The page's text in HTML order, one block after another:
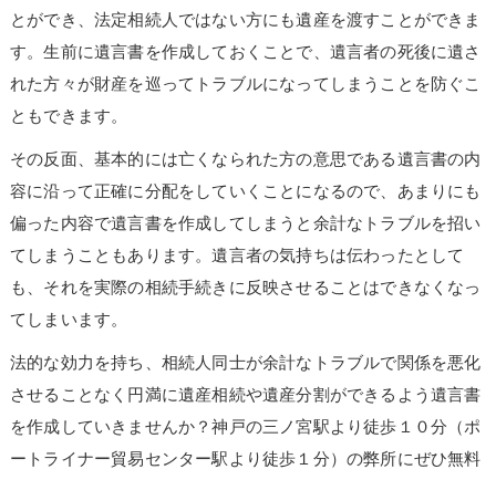
とができ、法定相続人ではない方にも遺産を渡すことができま
す。生前に遺言書を作成しておくことで、遺言者の死後に遺さ
れた方々が財産を巡ってトラブルになってしまうことを防ぐこ
ともできます。
その反面、基本的には亡くなられた方の意思である遺言書の内
容に沿って正確に分配をしていくことになるので、あまりにも
偏った内容で遺言書を作成してしまうと余計なトラブルを招い
てしまうこともあります。遺言者の気持ちは伝わったとして
も、それを実際の相続手続きに反映させることはできなくなっ
てしまいます。
法的な効力を持ち、相続人同士が余計なトラブルで関係を悪化
させることなく円満に遺産相続や遺産分割ができるよう遺言書
を作成していきませんか？神戸の三ノ宮駅より徒歩１０分（ポ
ートライナー貿易センター駅より徒歩１分）の弊所にぜひ無料